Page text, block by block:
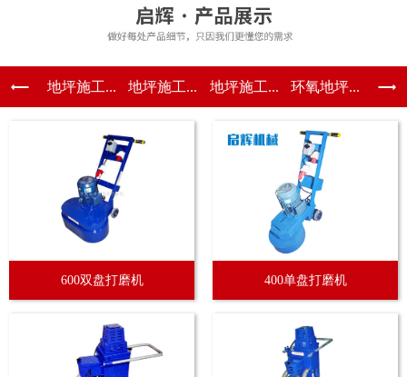
地坪施工... 地坪施工... 地坪施工... 环氧地坪...
600双盘打磨机 400单盘打磨机